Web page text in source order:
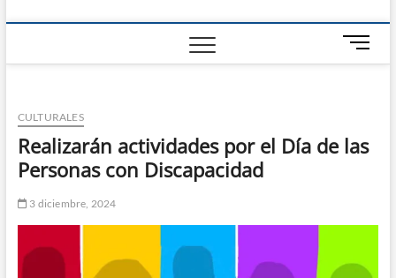
B
o
d
e
CULTURALES
Realizarán actividades por el Día de las
Personas con Discapacidad
3 diciembre, 2024